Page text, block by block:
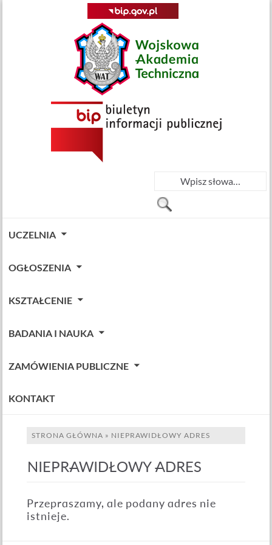
UCZELNIA
OGŁOSZENIA
KSZTAŁCENIE
BADANIA I NAUKA
ZAMÓWIENIA PUBLICZNE
KONTAKT
STRONA GŁÓWNA » NIEPRAWIDŁOWY ADRES
NIEPRAWIDŁOWY ADRES
Przepraszamy, ale podany adres nie
istnieje.